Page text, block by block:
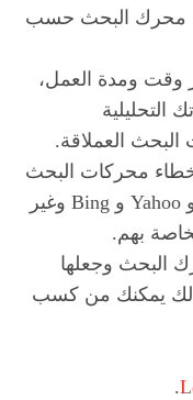
محرك البحث حسب
وقت ومدة العمل،
العملاقة.
محركات البحث
حيت تدفع لك مواقع مثل Google و Yahoo و Bing وغير
بهم.
البحث وجعلها
يمكنك من كسب
.